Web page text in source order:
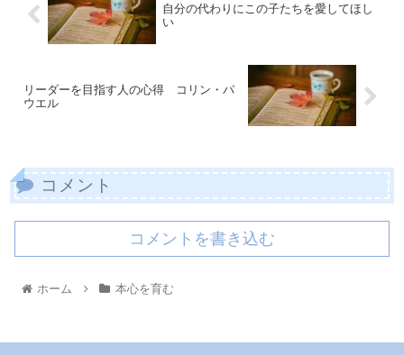
自分の代わりにこの子たちを愛してほし
い
リーダーを目指す人の心得 コリン・パ
ウエル
コメント
コメントを書き込む
ホーム 本心を育む